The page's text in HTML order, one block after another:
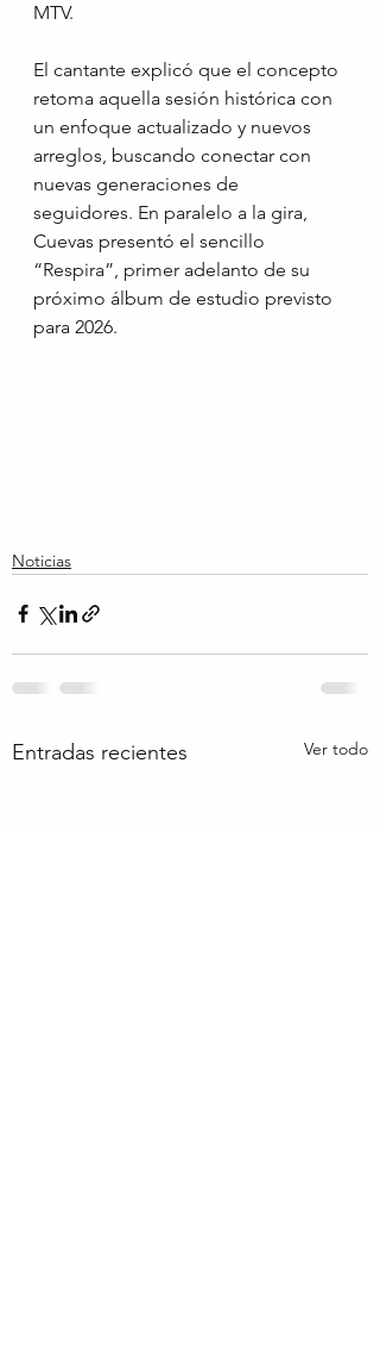
MTV.
El cantante explicó que el concepto
retoma aquella sesión histórica con
un enfoque actualizado y nuevos
arreglos, buscando conectar con
nuevas generaciones de
seguidores. En paralelo a la gira,
Cuevas presentó el sencillo
“Respira”, primer adelanto de su
próximo álbum de estudio previsto
para 2026.
Noticias
Entradas recientes Ver todo